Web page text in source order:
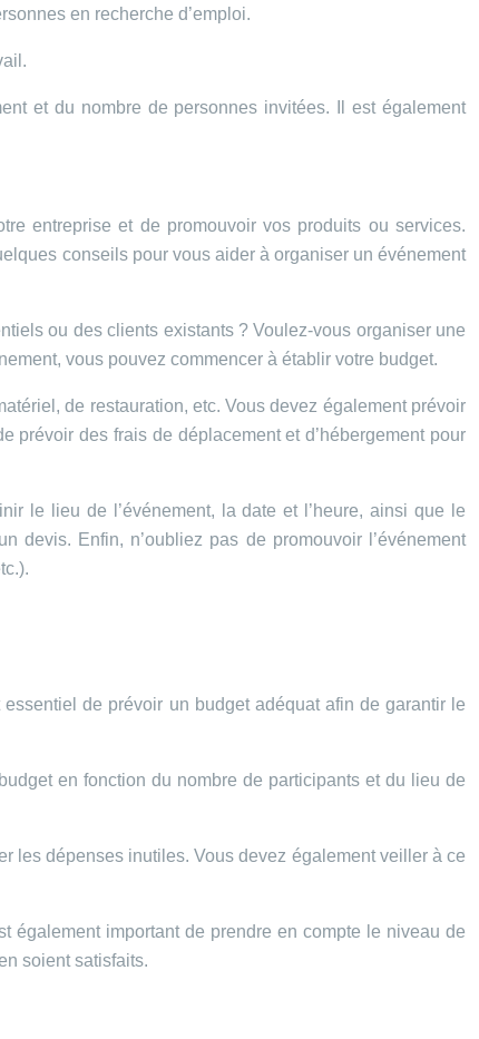
en recherche d’emploi.
et du nombre de personnes invitées. Il est également
entreprise et de promouvoir vos produits ou services.
conseils pour vous aider à organiser un événement
ou des clients existants ? Voulez-vous organiser une
vous pouvez commencer à établir votre budget.
de restauration, etc. Vous devez également prévoir
prévoir des frais de déplacement et d’hébergement pour
le lieu de l’événement, la date et l’heure, ainsi que le
devis. Enfin, n’oubliez pas de promouvoir l’événement
de prévoir un budget adéquat afin de garantir le
en fonction du nombre de participants et du lieu de
les dépenses inutiles. Vous devez également veiller à ce
également important de prendre en compte le niveau de
soient satisfaits.